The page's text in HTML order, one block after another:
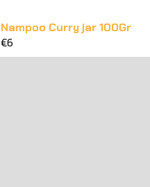
Nampoo Curry jar 100Gr
€6